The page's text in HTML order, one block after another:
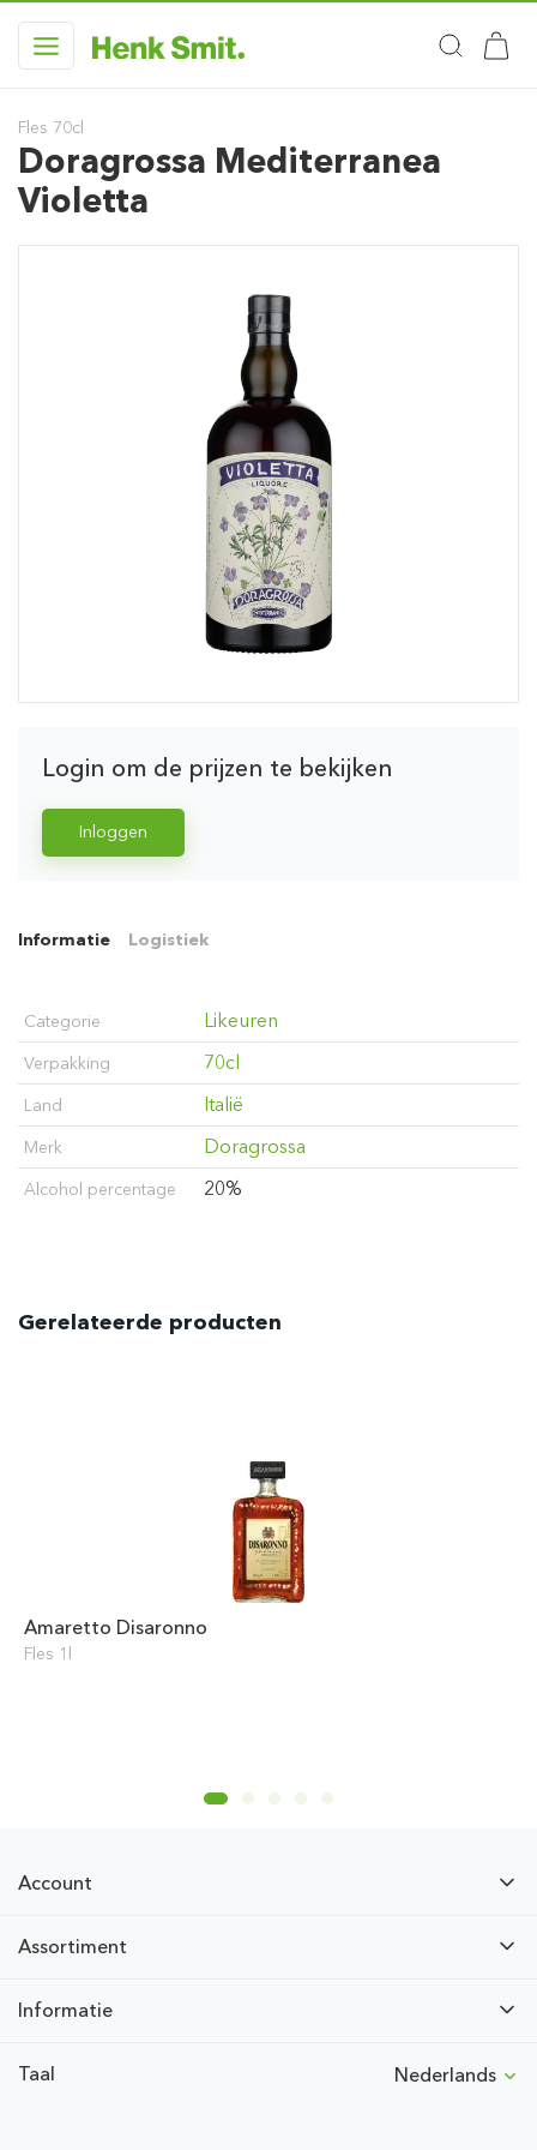
Fles 70cl
Doragrossa Mediterranea
Violetta
Login om de prijzen te bekijken
Inloggen
Informatie Logistiek
Categorie Likeuren
Verpakking 70cl
Land Italië
Merk Doragrossa
Alcohol percentage 20%
Gerelateerde producten
Amaretto Disaronno
Fles 1l
Account
Assortiment
Informatie
Taal Nederlands